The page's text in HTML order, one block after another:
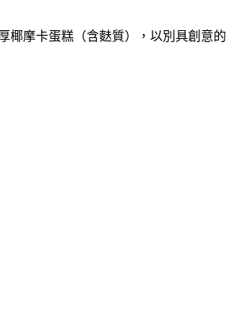
摩卡蛋糕（含麩質），以別具創意